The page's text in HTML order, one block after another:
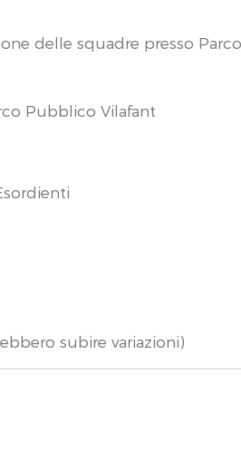
delle squadre presso
Pubblico Vilafant
subire variazioni)